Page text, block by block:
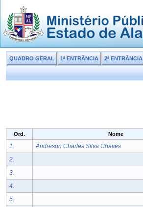
QUADRO GERAL 1ª ENTRÂNCIA 2ª ENTRÂNCIA
Ord. Nome
1. Andreson Charles Silva Chaves
2.
3.
4.
5.